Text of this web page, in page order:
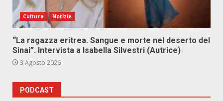
Cultura Notizie
“La ragazza eritrea. Sangue e morte nel deserto del
Sinai”. Intervista a Isabella Silvestri (Autrice)
3 Agosto 2026
PODCAST